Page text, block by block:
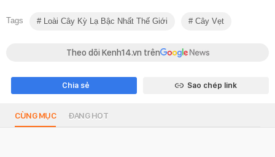
Tags Loài Cây Kỳ Lạ Bậc Nhất Thế Giới Cây Vẹt
Theo dõi Kenh14.vn trên
Chia sẻ Sao chép link
CÙNG MỤC ĐANG HOT